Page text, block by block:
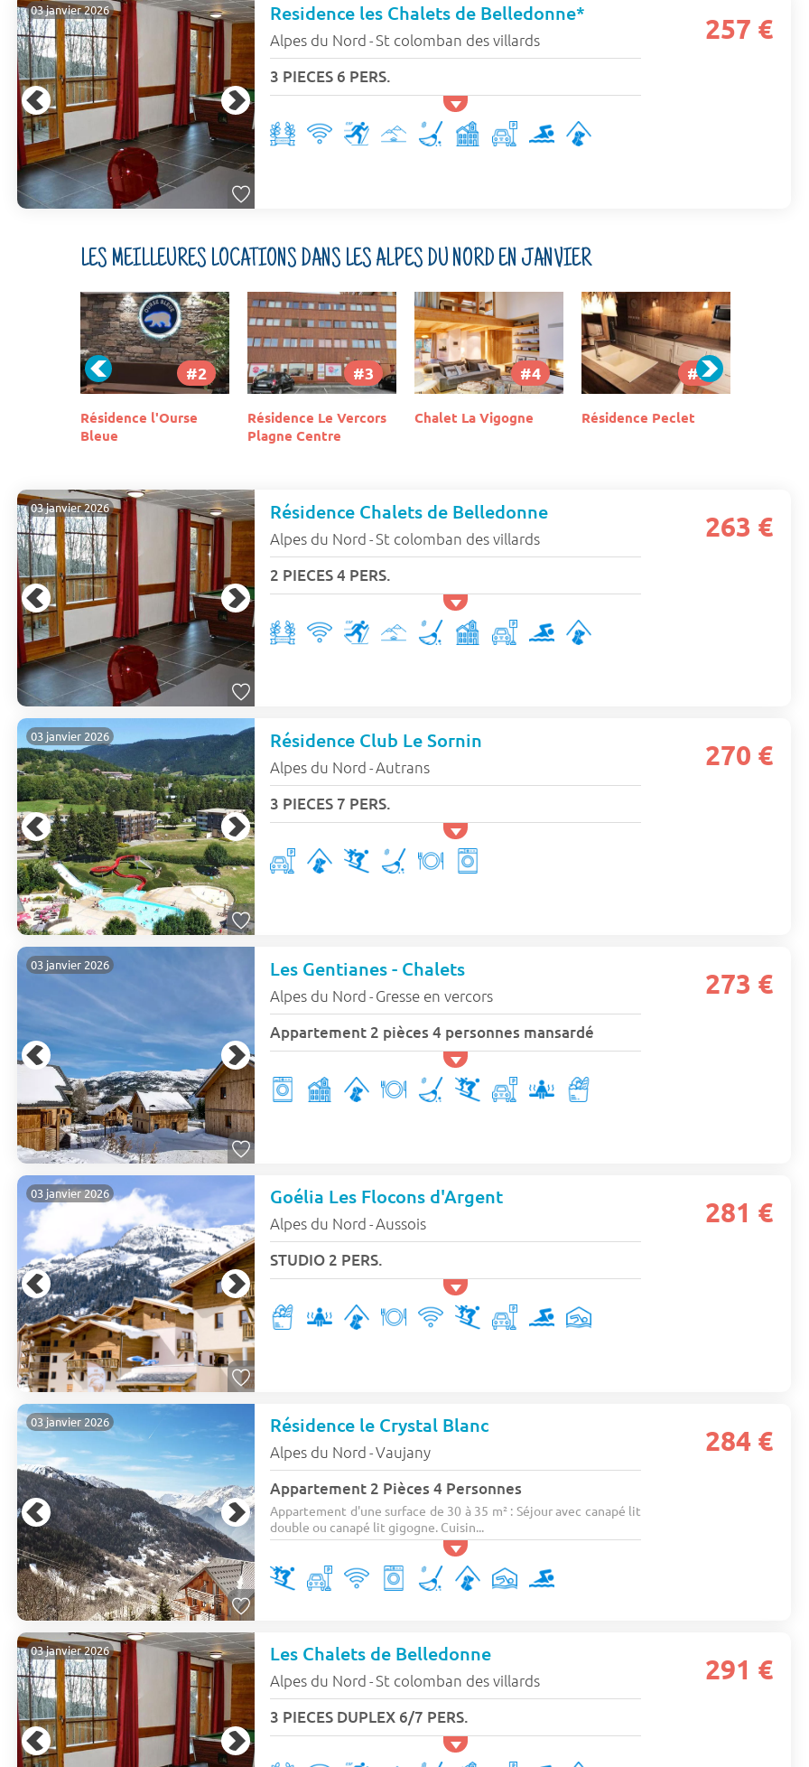
03 janvier 2026 Residence les Chalets de Belledonne*
Alpes du Nord -St colomban des villards
3 PIECES 6 PERS.
257 €
LES MEILLEURES LOCATIONS DANS LES ALPES DU NORD EN JANVIER
#3
Résidence Le Vercors
Plagne Centre
#4
Chalet La Vigogne
#5
Résidence Peclet
#6
Résidence Pierre et
03 janvier 2026 Résidence Chalets de Belledonne
Alpes du Nord -St colomban des villards
2 PIECES 4 PERS.
263 €
03 janvier 2026 Résidence Club Le Sornin
Alpes du Nord -Autrans
3 PIECES 7 PERS.
270 €
03 janvier 2026 Les Gentianes - Chalets
Alpes du Nord - Gresse en vercors
Appartement 2 pièces 4 personnes mansardé
273 €
03 janvier 2026 Goélia Les Flocons d'Argent
Alpes du Nord -Aussois
STUDIO 2 PERS.
281 €
03 janvier 2026 Résidence le Crystal Blanc
Alpes du Nord -Vaujany
Appartement 2 Pièces 4 Personnes
Appartement d'une surface de 30 à 35 m² : Séjour avec canapé lit
double ou canapé lit gigogne. Cuisin...
284 €
03 janvier 2026 Les Chalets de Belledonne
Alpes du Nord -St colomban des villards
3 PIECES DUPLEX 6/7 PERS.
291 €